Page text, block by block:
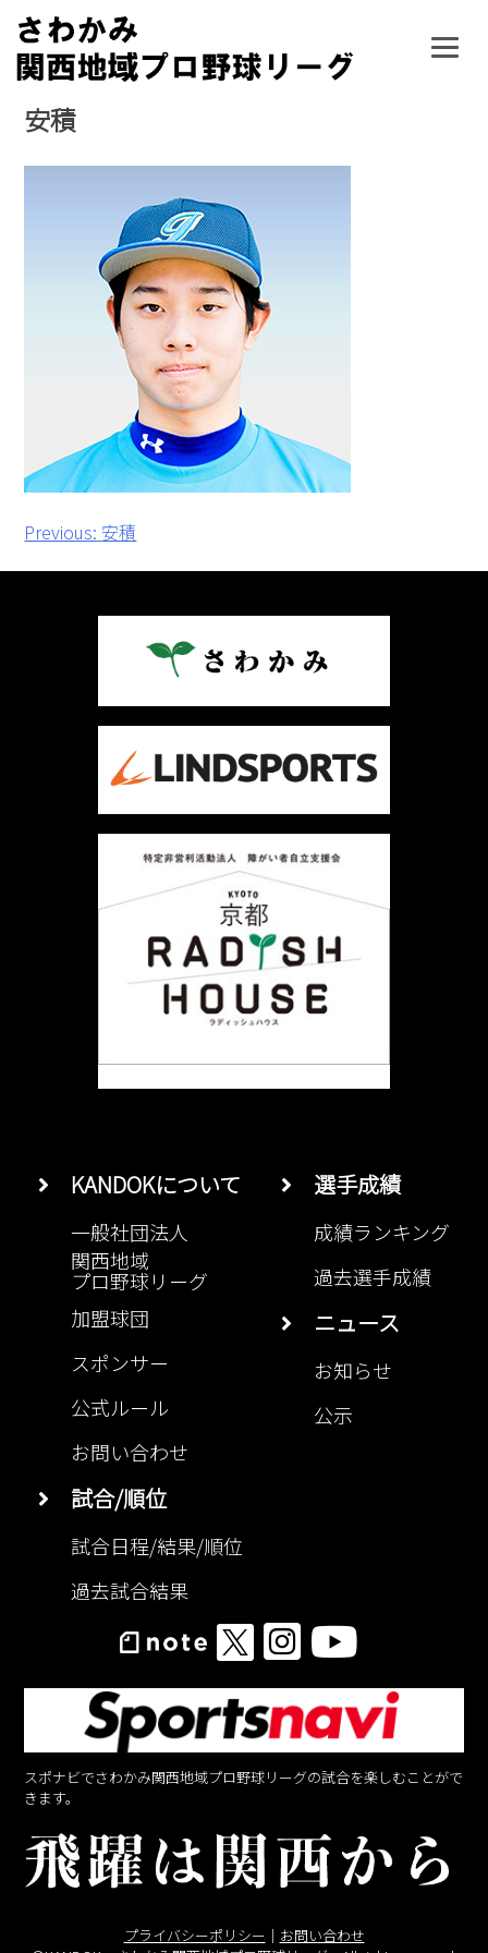
Skip
content
安積
投
稿
Previous: 安積
KANDOKについて
一般社団法人
関西地域
プロ野球リーグ
加盟球団
スポンサー
公式ルール
お問い合わせ
試合/順位
試合日程/結果/順位
過去試合結果
選手成績
成績ランキング
過去選手成績
ニュース
お知らせ
公示
スポナビでさわかみ関西地域プロ野球リーグの試合を楽しむことがで
きます。
プライバシーポリシー ｜ お問い合わせ